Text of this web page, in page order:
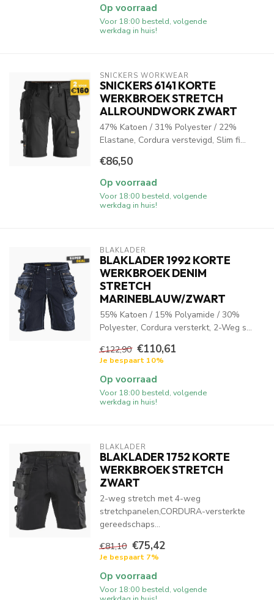
Op voorraad
Voor 18:00 besteld, volgende
werkdag in huis!
SNICKERS WORKWEAR
SNICKERS 6141 KORTE
WERKBROEK STRETCH
ALLROUNDWORK ZWART
47% Katoen / 31% Polyester / 22%
Elastane, Cordura verstevigd, Slim fi...
€86,50
Op voorraad
Voor 18:00 besteld, volgende
werkdag in huis!
BLAKLADER
BLAKLADER 1992 KORTE
WERKBROEK DENIM
STRETCH
MARINEBLAUW/ZWART
55% Katoen / 15% Polyamide / 30%
Polyester, Cordura versterkt, 2-Weg s...
€122,90 €110,61
Je bespaart 10%
Op voorraad
Voor 18:00 besteld, volgende
werkdag in huis!
BLAKLADER
BLAKLADER 1752 KORTE
WERKBROEK STRETCH
ZWART
2-weg stretch met 4-weg
stretchpanelen,CORDURA-versterkte
gereedschaps...
€81,10 €75,42
Je bespaart 7%
Op voorraad
Voor 18:00 besteld, volgende